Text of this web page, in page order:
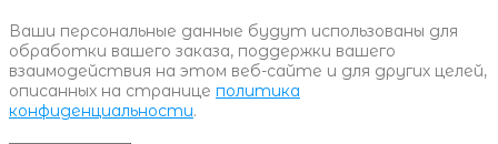
Ваши персональные данные будут использованы для
обработки вашего заказа, поддержки вашего
взаимодействия на этом веб-сайте и для других целей,
описанных на странице политика
конфиденциальности.